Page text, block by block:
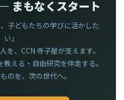
まもなくスタート
子どもたちの学びに活かした
い」
を、CCN 寺子屋が支えます。
える・自由研究を伴走する。
のを、次の世代へ。